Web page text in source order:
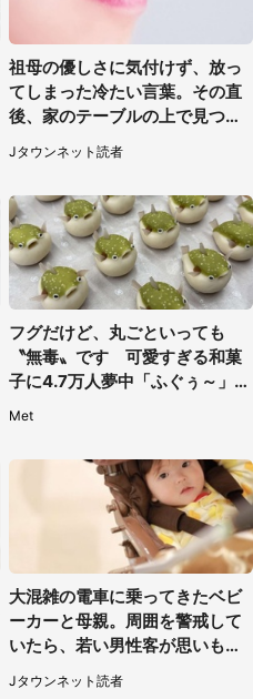
祖母の優しさに気付けず、放っ
てしまった冷たい言葉。その直
後、家のテーブルの上で見つけ
たものは（福岡県・30代女性）
Jタウンネット読者
フグだけど、丸ごといっても
〝無毒〟です 可愛すぎる和菓
子に4.7万人夢中「ふぐぅ～」
「職人の技ですね」
Met
大混雑の電車に乗ってきたベビ
ーカーと母親。周囲を警戒して
いたら、若い男性客が思いもよ
らぬ行動に（東京都・50代女
性）
Jタウンネット読者